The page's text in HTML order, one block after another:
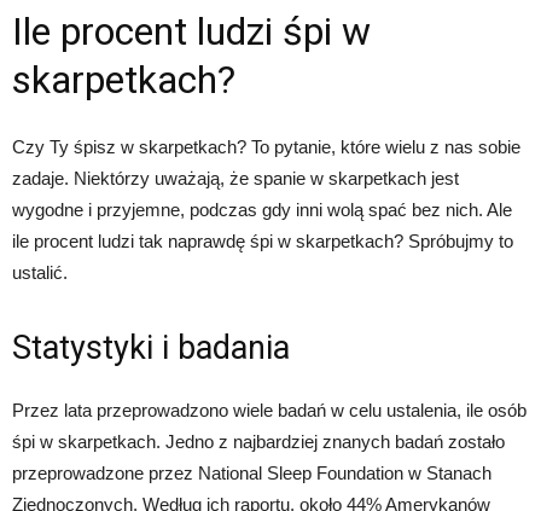
Ile procent ludzi śpi w
skarpetkach?
Czy Ty śpisz w skarpetkach? To pytanie, które wielu z nas sobie
zadaje. Niektórzy uważają, że spanie w skarpetkach jest
wygodne i przyjemne, podczas gdy inni wolą spać bez nich. Ale
ile procent ludzi tak naprawdę śpi w skarpetkach? Spróbujmy to
ustalić.
Statystyki i badania
Przez lata przeprowadzono wiele badań w celu ustalenia, ile osób
śpi w skarpetkach. Jedno z najbardziej znanych badań zostało
przeprowadzone przez National Sleep Foundation w Stanach
Zjednoczonych. Według ich raportu, około 44% Amerykanów